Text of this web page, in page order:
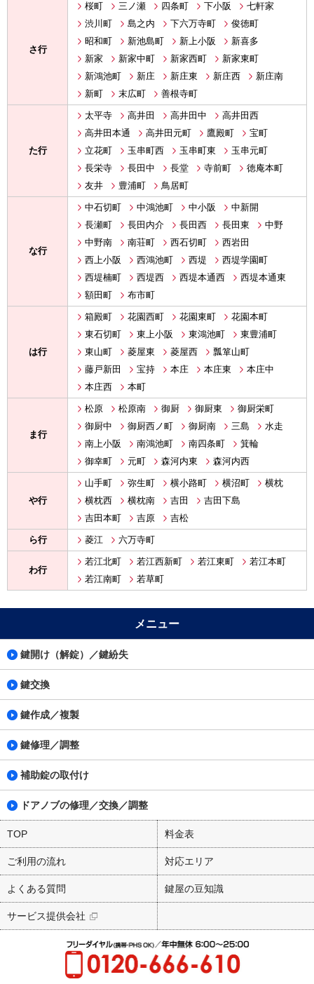
さ行
桜町 三ノ瀬 四条町 下小阪
七軒家
渋川町
島之内 下六万寺町
俊徳町
昭和町
新池島町 新上小阪
新喜多
新家
新家中町 新家西町
新家東町
新鴻池町
新庄 新庄東 新庄西
新庄南
新町
末広町 善根寺町
た行
太平寺 高井田 高井田中
高井田西
高井田本通
高井田元町 鷹殿町
宝町
立花町
玉串町西 玉串町東
玉串元町
長栄寺
長田中 長堂 寺前町
徳庵本町
友井
豊浦町 鳥居町
な行
中石切町 中鴻池町 中小阪
中新開
長瀬町
長田内介 長田西 長田東
中野
中野南
南荘町 西石切町
西岩田
西上小阪
西鴻池町 西堤
西堤学園町
西堤楠町
西堤西 西堤本通西
西堤本通東
額田町
布市町
は行
箱殿町 花園西町 花園東町
花園本町
東石切町
東上小阪 東鴻池町
東豊浦町
東山町
菱屋東 菱屋西
瓢箪山町
藤戸新田
宝持 本庄 本庄東
本庄中
本庄西
本町
ま行
松原 松原南 御厨 御厨東
御厨栄町
御厨中
御厨西ノ町 御厨南 三島
水走
南上小阪
南鴻池町 南四条町
箕輪
御幸町
元町 森河内東 森河内西
や行
山手町 弥生町 横小路町 横沼町
横枕
横枕西
横枕南 吉田
吉田下島
吉田本町
吉原 吉松
ら行 菱江 六万寺町
わ行
若江北町 若江西新町 若江東町
若江本町
若江南町
若草町
メニュー
鍵開け（解錠）／鍵紛失
鍵交換
鍵作成／複製
鍵修理／調整
補助錠の取付け
ドアノブの修理／交換／調整
TOP 料金表
ご利用の流れ 対応エリア
よくある質問 鍵屋の豆知識
サービス提供会社